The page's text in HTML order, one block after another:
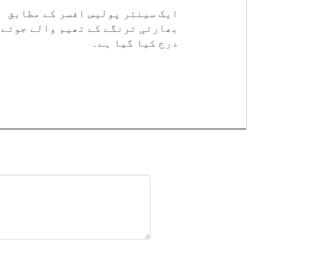
ایک سینئر پولیس افسر کے مطابق
بھارتی ترنگے کے تھیم والے
درج کیا گیا ہے۔